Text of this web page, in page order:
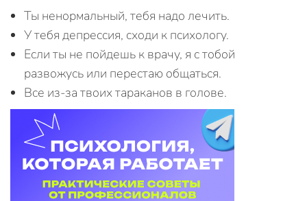
Ты ненормальный, тебя надо лечить.
У тебя депрессия, сходи к психологу.
Если ты не пойдешь к врачу, я с тобой
развожусь или перестаю общаться.
Все из-за твоих тараканов в голове.